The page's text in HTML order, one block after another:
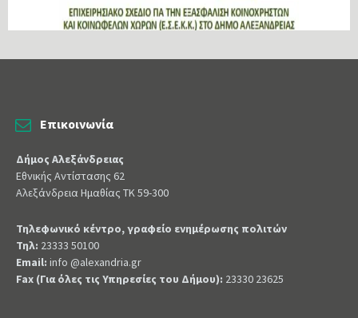
Επικοινωνία
Δήμος Αλεξάνδρειας
Εθνικής Αντίστασης 62
Αλεξάνδρεια Ημαθίας ΤΚ 59-300
Τηλεφωνικό κέντρο, γραφείο ενημέρωσης πολιτών
Τηλ: 23333 50100
Email: info @alexandria.gr
Fax (Για όλες τις Υπηρεσίες του Δήμου): 23330 23625